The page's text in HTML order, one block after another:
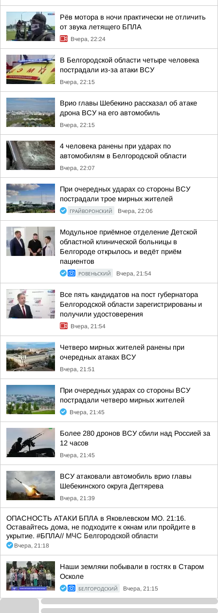
Рёв мотора в ночи практически не отличить
от звука летящего БПЛА
Вчера, 22:24
В Белгородской области четыре человека
пострадали из-за атаки ВСУ
Вчера, 22:15
Врио главы Шебекино рассказал об атаке
дрона ВСУ на его автомобиль
Вчера, 22:15
4 человека ранены при ударах по
автомобилям в Белгородской области
Вчера, 22:07
При очередных ударах со стороны ВСУ
пострадали трое мирных жителей
ГРАЙВОРОНСКИЙ Вчера, 22:06
Модульное приёмное отделение Детской
областной клинической больницы в
Белгороде открылось и ведёт приём
пациентов
РОВЕНЬСКИЙ Вчера, 21:54
Все пять кандидатов на пост губернатора
Белгородской области зарегистрированы и
получили удостоверения
Вчера, 21:54
Четверо мирных жителей ранены при
очередных атаках ВСУ
Вчера, 21:51
При очередных ударах со стороны ВСУ
пострадали четверо мирных жителей
Вчера, 21:45
Более 280 дронов ВСУ сбили над Россией за
12 часов
Вчера, 21:45
ВСУ атаковали автомобиль врио главы
Шебекинского округа Дегтярева
Вчера, 21:39
ОПАСНОСТЬ АТАКИ БПЛА в Яковлевском МО. 21:16.
Оставайтесь дома, не подходите к окнам или пройдите в
укрытие. #БПЛА// МЧС Белгородской области
Вчера, 21:18
Наши земляки побывали в гостях в Старом
Осколе
БЕЛГОРОДСКИЙ Вчера, 21:15